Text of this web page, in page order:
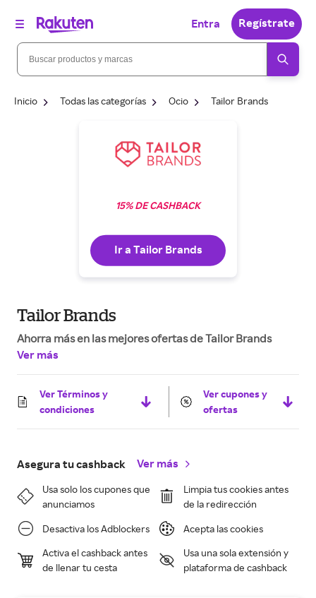
Entra Regístrate
Inicio Todas las categorías Ocio Tailor Brands
15% DE CASHBACK
Ir a Tailor Brands
Tailor Brands
Ahorra más en las mejores ofertas de Tailor Brands
Ver más
Ver Términos y
condiciones
Ver cupones y
ofertas
Asegura tu cashback Ver más
Usa solo los cupones que
anunciamos
Limpia tus cookies antes
de la redirección
Desactiva los Adblockers Acepta las cookies
Activa el cashback antes
de llenar tu cesta
Usa una sola extensión y
plataforma de cashback